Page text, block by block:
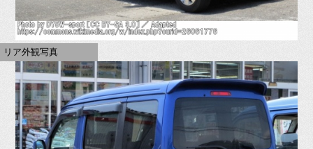
リア外観写真